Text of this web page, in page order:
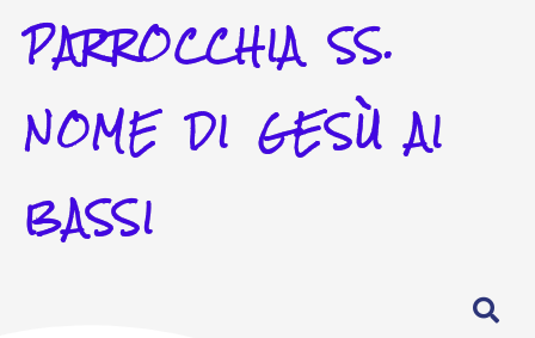
PARROCCHIA SS.
NOME DI GESÙ AI
BASSI